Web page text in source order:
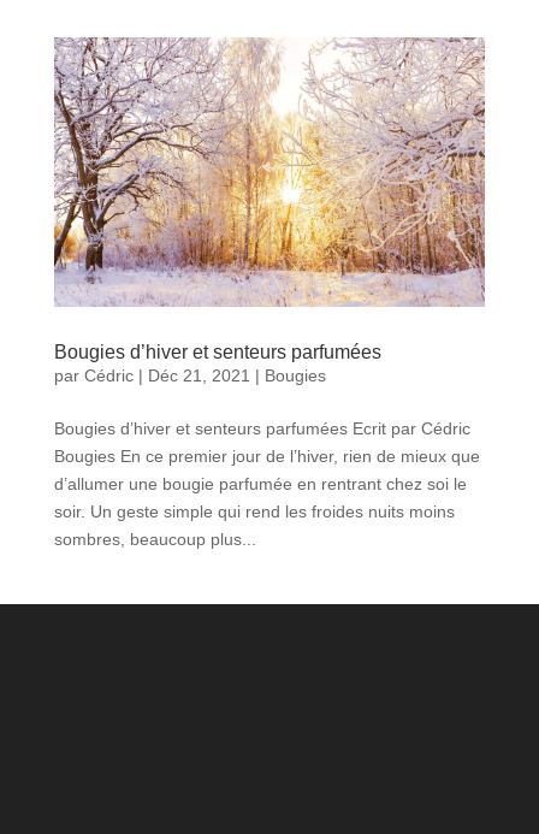
Bougies d’hiver et senteurs parfumées
par Cédric| Déc 21, 2021 | Bougies
Bougies d’hiver et senteurs parfumées Ecrit par Cédric
Bougies En ce premier jour de l’hiver, rien de mieux que
d’allumer une bougie parfumée en rentrant chez soi le
soir. Un geste simple qui rend les froides nuits moins
sombres, beaucoup plus...